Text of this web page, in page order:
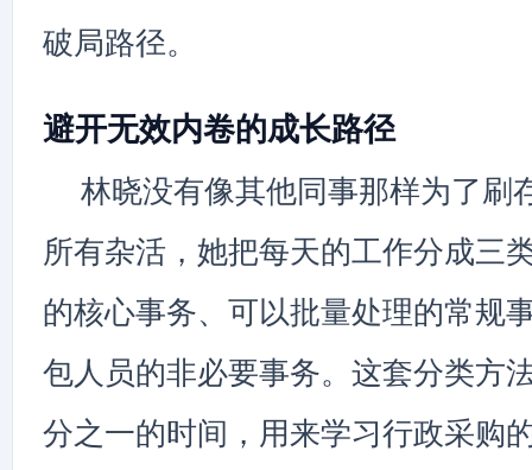
破局路径。
避开无效内卷的成长路径
林晓没有像其他同事那样为了刷
所有杂活，她把每天的工作分成三
的核心事务、可以批量处理的常规
包人员的非必要事务。这套分类方
分之一的时间，用来学习行政采购